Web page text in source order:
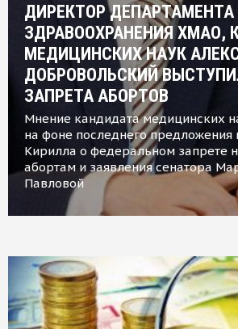
ДИРЕКТОР ДЕПАРТАМЕНТА
ЗДРАВООХРАНЕНИЯ ХМАО,
МЕДИЦИНСКИХ НАУК
ДОБРОВОЛЬСКИЙ
ЗАПРЕТА АБОРТОВ
Мнение кандидата медицинских
на фоне последнего
Кирилла о федеральном запрете
абортам и заявления сенатора
Павловой